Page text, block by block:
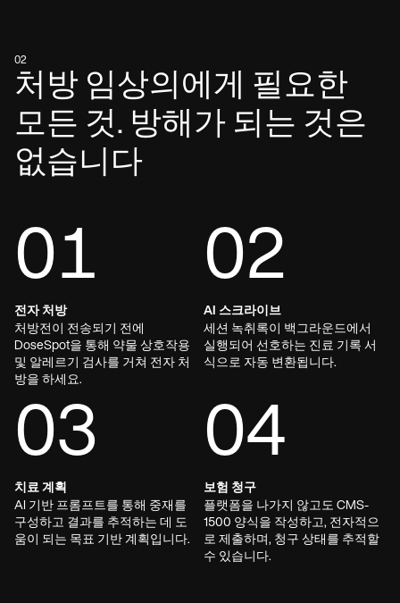
02
처방 임상의에게 필요한
모든 것. 방해가 되는 것은
없습니다
01
전자 처방
처방전이 전송되기 전에
DoseSpot을 통해 약물 상호작용
및 알레르기 검사를 거쳐 전자 처
방을 하세요.
02
AI 스크라이브
세션 녹취록이 백그라운드에서
실행되어 선호하는 진료 기록 서
식으로 자동 변환됩니다.
03
치료 계획
AI 기반 프롬프트를 통해 중재를
구성하고 결과를 추적하는 데 도
움이 되는 목표 기반 계획입니다.
04
보험 청구
플랫폼을 나가지 않고도 CMS-
1500 양식을 작성하고, 전자적으
로 제출하며, 청구 상태를 추적할
수 있습니다.